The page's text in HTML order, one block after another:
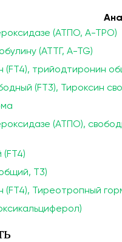
(ATПO, A-TPO)
(АТТГ, A-TG)
(FT4), трийодтиронин
(FT3), Тироксин
(ATПO),
(FT4)
Т3)
Тиреотропный